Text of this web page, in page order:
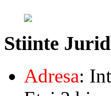
Stiinte
Adresa: